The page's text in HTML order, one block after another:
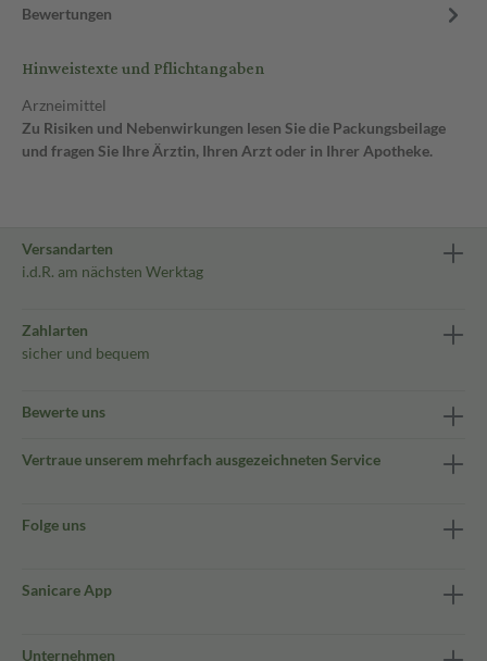
Bewertungen
Hinweistexte und Pflichtangaben
Arzneimittel
Zu Risiken und Nebenwirkungen lesen Sie die Packungsbeilage
und fragen Sie Ihre Ärztin, Ihren Arzt oder in Ihrer Apotheke.
Versandarten
i.d.R. am nächsten Werktag
Zahlarten
sicher und bequem
Bewerte uns
Vertraue unserem mehrfach ausgezeichneten Service
Folge uns
Sanicare App
Unternehmen